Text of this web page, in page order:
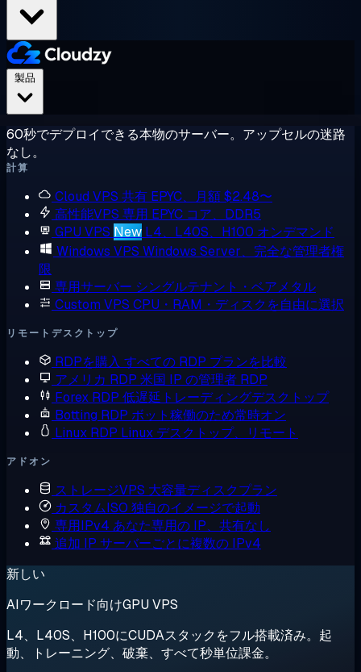
60秒でデプロイできる本物のサーバー。アップセルの迷路
なし。
計算
Cloud VPS 共有 EPYC、月額 $2.48〜
高性能VPS 専用 EPYC コア、DDR5
GPU VPS New L4、L40S、H100 オンデマンド
Windows VPS Windows Server、完全な管理者権
限
専用サーバー シングルテナント・ベアメタル
Custom VPS CPU・RAM・ディスクを自由に選択
リモートデスクトップ
RDPを購入 すべての RDP プランを比較
アメリカ RDP 米国 IP の管理者 RDP
Forex RDP 低遅延トレーディングデスクトップ
Botting RDP ボット稼働のため常時オン
Linux RDP Linux デスクトップ、リモート
アドオン
ストレージVPS 大容量ディスクプラン
カスタムISO 独自のイメージで起動
専用IPv4 あなた専用の IP、共有なし
追加 IP サーバーごとに複数の IPv4
新しい
AIワークロード向けGPU VPS
L4、L40S、H100にCUDAスタックをフル搭載済み。起
動、トレーニング、破棄、すべて秒単位課金。